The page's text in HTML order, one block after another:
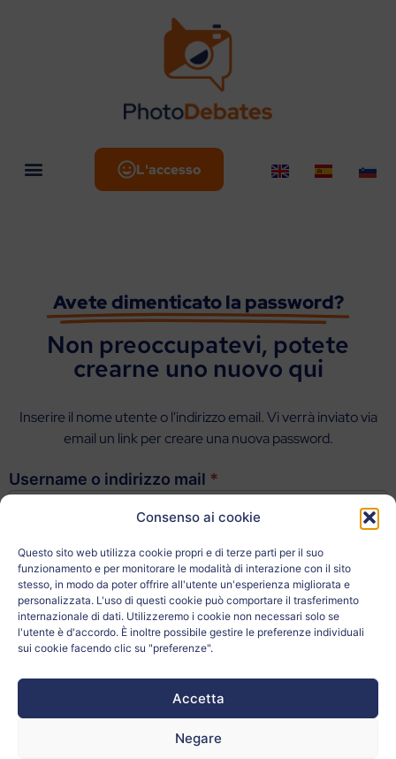
Consenso ai cookie
Questo sito web utilizza cookie propri e di terze parti per il suo
funzionamento e per monitorare le modalità di interazione con il sito
stesso, in modo da poter offrire all'utente un'esperienza migliorata e
personalizzata. L'uso di questi cookie può comportare il trasferimento
internazionale di dati. Utilizzeremo i cookie non necessari solo se
l'utente è d'accordo. È inoltre possibile gestire le preferenze individuali
sui cookie facendo clic su "preferenze".
Accetta
Negare
L'accesso
Avete dimenticato la password?
Non preoccupatevi, potete
crearne uno nuovo qui
Inserire il nome utente o l'indirizzo email. Vi verrà inviato via
email un link per creare una nuova password.
Username o indirizzo mail *